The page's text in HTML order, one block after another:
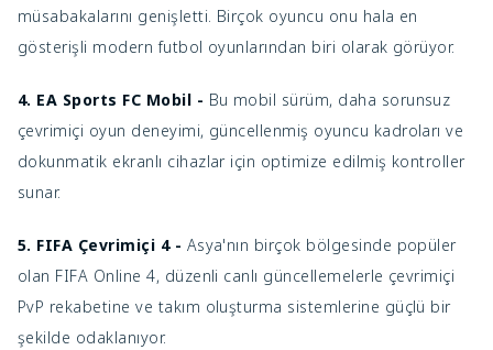
müsabakalarını genişletti. Birçok oyuncu onu hala en
gösterişli modern futbol oyunlarından biri olarak görüyor.
4. EA Sports FC Mobil - Bu mobil sürüm, daha sorunsuz
çevrimiçi oyun deneyimi, güncellenmiş oyuncu kadroları ve
dokunmatik ekranlı cihazlar için optimize edilmiş kontroller
sunar.
5. FIFA Çevrimiçi 4 - Asya'nın birçok bölgesinde popüler
olan FIFA Online 4, düzenli canlı güncellemelerle çevrimiçi
PvP rekabetine ve takım oluşturma sistemlerine güçlü bir
şekilde odaklanıyor.